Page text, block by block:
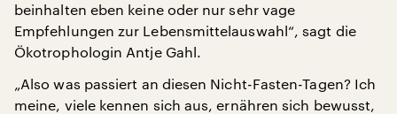
beinhalten eben keine oder nur sehr vage
Empfehlungen zur Lebensmittelauswahl“, sagt die
Ökotrophologin Antje Gahl.
„Also was passiert an diesen Nicht-Fasten-Tagen? Ich
meine, viele kennen sich aus, ernähren sich bewusst,